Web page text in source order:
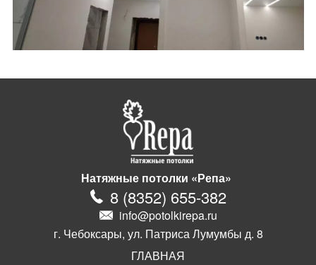
Натяжные потолки «Репа»
8 (8352) 655-382
info@potolkirepa.ru
г. Чебоксары, ул. Патриса Лумумбы д. 8
ГЛАВНАЯ